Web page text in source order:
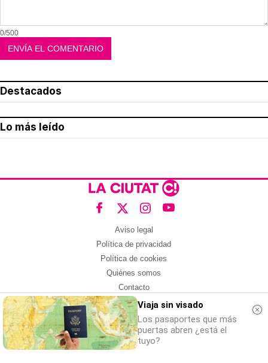
0/500
Destacados
Lo más leído
Aviso legal
Política de privacidad
Política de cookies
Quiénes somos
Contacto
Redes sociales
Con la colaboración de:
Viaja sin visado
Los pasaportes que más
puertas abren ¿está el
tuyo?